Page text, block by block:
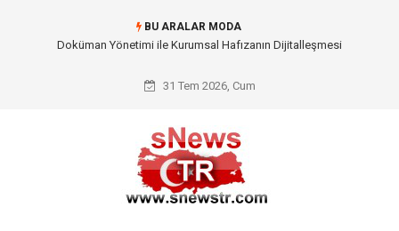
BU ARALAR MODA
Doküman Yönetimi ile Kurumsal Hafızanın Dijitalleşmesi
31 Tem 2026, Cum